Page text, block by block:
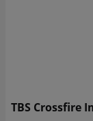
TBS Crossfire